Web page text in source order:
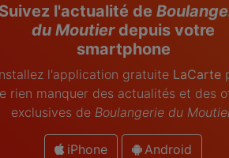
l'actualité de
du Moutierdepuis votre
smartphone
l'application gratuite LaCarte
rien manquer des actualités et des
exclusives de Boulangerie du
iPhone Android